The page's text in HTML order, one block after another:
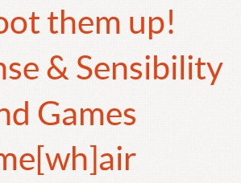
them up!
& Sensibility
Games